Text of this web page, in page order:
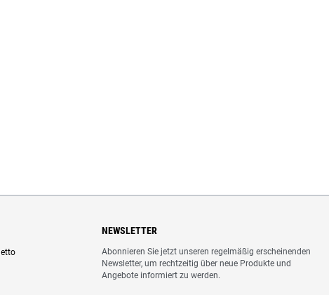
NEWSLETTER
Abonnieren Sie jetzt unseren regelmäßig erscheinenden
Newsletter, um rechtzeitig über neue Produkte und
Angebote informiert zu werden.